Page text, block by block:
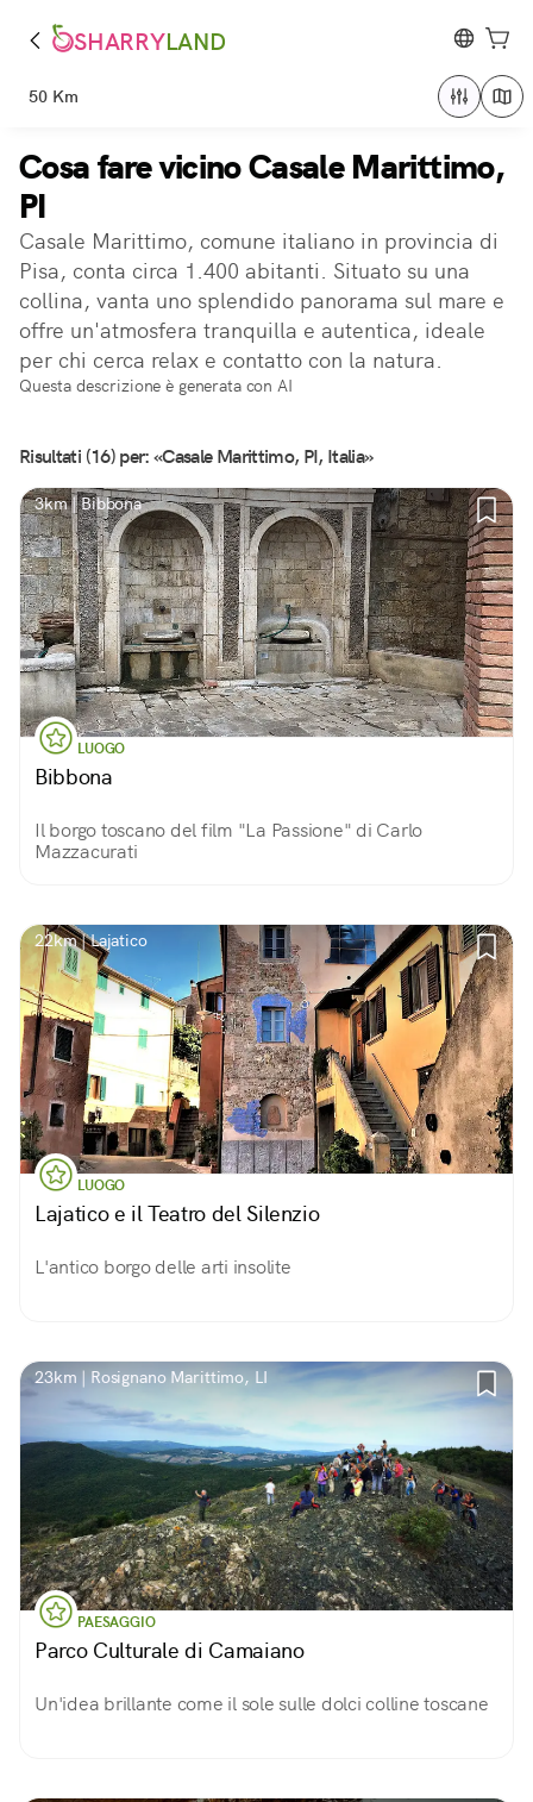
SHARRYLAND
50 Km
Cosa fare vicino Casale Marittimo,
PI
Casale Marittimo, comune italiano in provincia di
Pisa, conta circa 1.400 abitanti. Situato su una
collina, vanta uno splendido panorama sul mare e
offre un'atmosfera tranquilla e autentica, ideale
per chi cerca relax e contatto con la natura.
Questa descrizione è generata con AI
Risultati (16) per: «Casale Marittimo, PI, Italia»
3km | Bibbona
LUOGO
Bibbona
Il borgo toscano del film "La Passione" di Carlo
Mazzacurati
22km | Lajatico
LUOGO
Lajatico e il Teatro del Silenzio
L'antico borgo delle arti insolite
23km | Rosignano Marittimo, LI
PAESAGGIO
Parco Culturale di Camaiano
Un'idea brillante come il sole sulle dolci colline toscane